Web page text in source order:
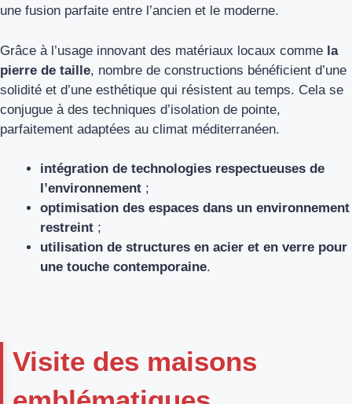
une fusion parfaite entre l’ancien et le moderne.
Grâce à l’usage innovant des matériaux locaux comme la
pierre de taille, nombre de constructions bénéficient d’une
solidité et d’une esthétique qui résistent au temps. Cela se
conjugue à des techniques d’isolation de pointe,
parfaitement adaptées au climat méditerranéen.
intégration de technologies respectueuses de
l’environnement ;
optimisation des espaces dans un environnement
restreint ;
utilisation de structures en acier et en verre pour
une touche contemporaine.
Visite des maisons